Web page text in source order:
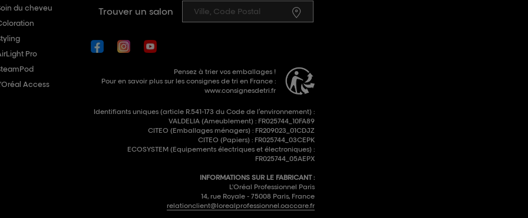
du cheveu
Pro
Access
Trouver un salon
Pensez à trier vos emballages !
Pour en savoir plus sur les consignes de tri en France :
www.consignesdetri.fr
Identifiants uniques (article R.541-173 du Code de l’environnement) :
VALDELIA (Ameublement) : FR025744_10FA89
CITEO (Emballages ménagers) : FR209023_01CDJZ
CITEO (Papiers) : FR025744_03CEPK
ECOSYSTEM (Equipements électriques et électroniques) :
FR025744_05AEPX
INFORMATIONS SUR LE FABRICANT :
L'Oréal Professionnel Paris
14, rue Royale - 75008 Paris, France
relationclient@lorealprofessionnel.oaccare.fr